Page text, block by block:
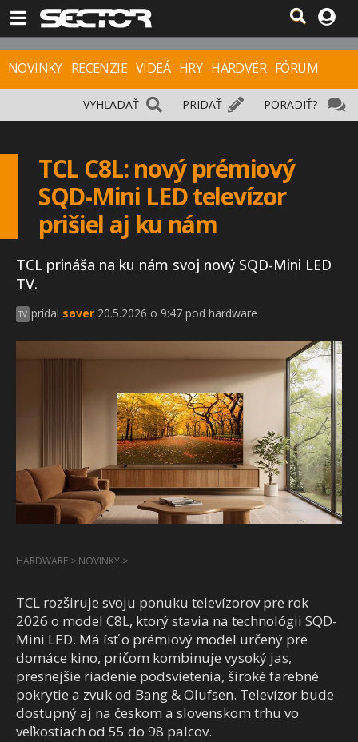
NOVINKY RECENZIE VIDEÁ HRY HARDVÉR FÓRUM
PORADIŤ?
PRIDAŤ
VYHĽADAŤ
TCL C8L: nový prémiový
SQD-Mini LED televízor
prišiel aj ku nám
TCL prináša na ku nám svoj nový SQD-Mini LED
TV.
TV pridal saver 20.5.2026 o 9:47 pod hardware
HARDWARE > NOVINKY >
TCL rozširuje svoju ponuku televízorov pre rok
2026 o model C8L, ktorý stavia na technológii SQD-
Mini LED. Má ísť o prémiový model určený pre
domáce kino, pričom kombinuje vysoký jas,
presnejšie riadenie podsvietenia, široké farebné
pokrytie a zvuk od Bang & Olufsen. Televízor bude
dostupný aj na českom a slovenskom trhu vo
veľkostiach od 55 do 98 palcov.